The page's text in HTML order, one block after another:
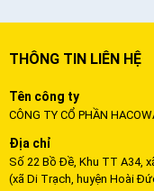
THÔNG TIN LIÊN HỆ
Tên công ty
CÔNG TY CỔ PHẦN
Địa chỉ
Số 22 Bồ Đề, Khu TT A34,
(xã Di Trạch, huyện Hoài